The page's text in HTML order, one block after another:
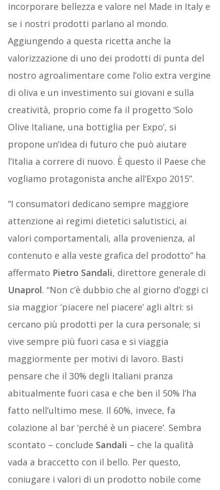
incorporare bellezza e valore nel Made in Italy e
se i nostri prodotti parlano al mondo.
Aggiungendo a questa ricetta anche la
valorizzazione di uno dei prodotti di punta del
nostro agroalimentare come l’olio extra vergine
di oliva e un investimento sui giovani e sulla
creatività, proprio come fa il progetto ‘Solo
Olive Italiane, una bottiglia per Expo’, si
propone un’idea di futuro che può aiutare
l’Italia a correre di nuovo. È questo il Paese che
vogliamo protagonista anche all’Expo 2015”.
“I consumatori dedicano sempre maggiore
attenzione ai regimi dietetici salutistici, ai
valori comportamentali, alla provenienza, al
contenuto e alla veste grafica del prodotto” ha
affermato Pietro Sandali, direttore generale di
Unaprol. “Non c’è dubbio che al giorno d’oggi ci
sia maggior ‘piacere nel piacere’ agli altri: si
cercano più prodotti per la cura personale; si
vive sempre più fuori casa e si viaggia
maggiormente per motivi di lavoro. Basti
pensare che il 30% degli Italiani pranza
abitualmente fuori casa e che ben il 50% l’ha
fatto nell’ultimo mese. Il 60%, invece, fa
colazione al bar ‘perché è un piacere’. Sembra
scontato – conclude Sandali – che la qualità
vada a braccetto con il bello. Per questo,
coniugare i valori di un prodotto nobile come